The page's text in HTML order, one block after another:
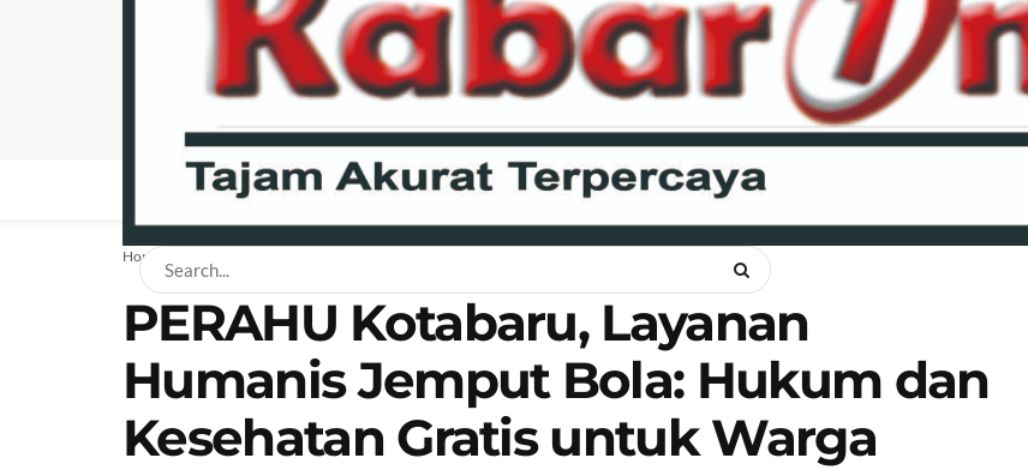
BERANDA NEWS BISNIS EKONOMI HANKAM OPINI HUKUM
Home
PERAHU Kotabaru, Layanan
Humanis Jemput Bola: Hukum dan
Kesehatan Gratis untuk Warga